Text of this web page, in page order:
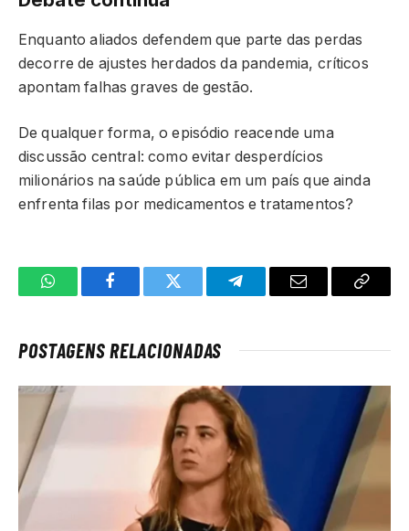
Enquanto aliados defendem que parte das perdas
decorre de ajustes herdados da pandemia, críticos
apontam falhas graves de gestão.
De qualquer forma, o episódio reacende uma
discussão central: como evitar desperdícios
milionários na saúde pública em um país que ainda
enfrenta filas por medicamentos e tratamentos?
WhatsAppFacebookTwitter TelegramaE-
Copiar
POSTAGENS RELACIONADAS